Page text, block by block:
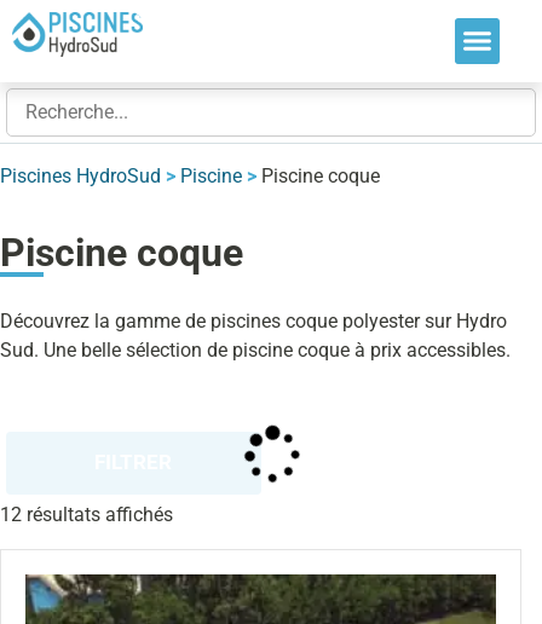
Piscines HydroSud > Piscine > Piscine coque
Piscine coque
Découvrez la gamme de piscines coque polyester sur Hydro
Sud. Une belle sélection de piscine coque à prix accessibles.
12 résultats affichés